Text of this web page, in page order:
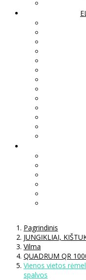
Pagrindinis
JUNGIKLIAI,
Vilma
QUADRUM QR
Vienos vietos
spalvos